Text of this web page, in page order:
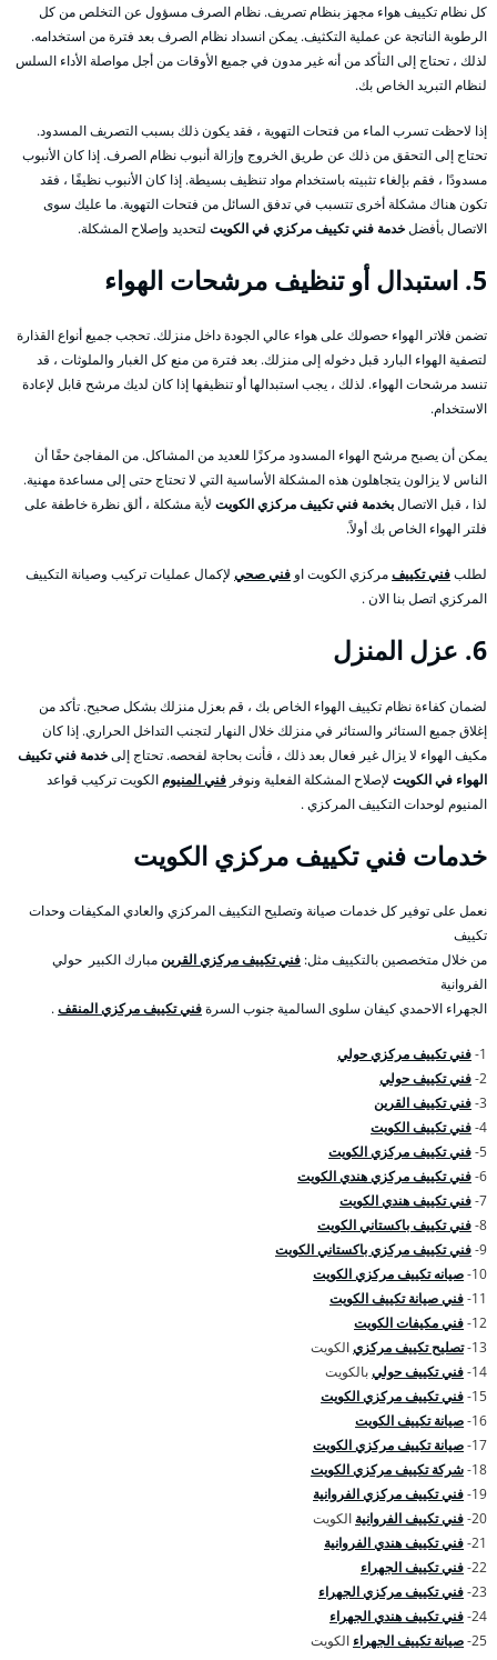
كل نظام تكييف هواء مجهز بنظام تصريف. نظام الصرف مسؤول عن التخلص من كل
الرطوبة الناتجة عن عملية التكثيف. يمكن انسداد نظام الصرف بعد فترة من استخدامه.
لذلك ، تحتاج إلى التأكد من أنه غير مدون في جميع الأوقات من أجل مواصلة الأداء السلس
لنظام التبريد الخاص بك.
إذا لاحظت تسرب الماء من فتحات التهوية ، فقد يكون ذلك بسبب التصريف المسدود.
تحتاج إلى التحقق من ذلك عن طريق الخروج وإزالة أنبوب نظام الصرف. إذا كان الأنبوب
مسدودًا ، فقم بإلغاء تثبيته باستخدام مواد تنظيف بسيطة. إذا كان الأنبوب نظيفًا ، فقد
تكون هناك مشكلة أخرى تتسبب في تدفق السائل من فتحات التهوية. ما عليك سوى
الاتصال بأفضلخدمة فني تكييف مركزي في الكويت لتحديد وإصلاح المشكلة.
5. استبدال أو تنظيف مرشحات الهواء
تضمن فلاتر الهواء حصولك على هواء عالي الجودة داخل منزلك. تحجب جميع أنواع القذارة
لتصفية الهواء البارد قبل دخوله إلى منزلك. بعد فترة من منع كل الغبار والملوثات ، قد
تنسد مرشحات الهواء. لذلك ، يجب استبدالها أو تنظيفها إذا كان لديك مرشح قابل لإعادة
الاستخدام.
يمكن أن يصبح مرشح الهواء المسدود مركزًا للعديد من المشاكل. من المفاجئ حقًا أن
الناس لا يزالون يتجاهلون هذه المشكلة الأساسية التي لا تحتاج حتى إلى مساعدة مهنية.
لذا ، قبل الاتصالبخدمة فني تكييف مركزي الكويت لأية مشكلة ، ألق نظرة خاطفة على
فلتر الهواء الخاص بك أولاً.
لطلبفني تكييفمركزي الكويت او فني صحي لإكمال عمليات تركيب وصيانة التكييف
المركزي اتصل بنا الان .
6. عزل المنزل
لضمان كفاءة نظام تكييف الهواء الخاص بك ، قم بعزل منزلك بشكل صحيح. تأكد من
إغلاق جميع الستائر والستائر في منزلك خلال النهار لتجنب التداخل الحراري. إذا كان
مكيف الهواء لا يزال غير فعال بعد ذلك ، فأنت بحاجة لفحصه. تحتاج إلىخدمة فني تكييف
الهواء في الكويت لإصلاح المشكلة الفعلية ونوفر فني المنيومالكويت تركيب قواعد
المنيوم لوحدات التكييف المركزي .
خدمات فني تكييف مركزي الكويت
نعمل على توفير كل خدمات صيانة وتصليح التكييف المركزي والعادي المكيفات وحدات
تكييف
من خلال متخصصين بالتكييف مثل: فني تكييف مركزي القرينمبارك الكبير حولي
الفروانية
الجهراء الاحمدي كيفان سلوى السالمية جنوب السرةفني تكييف مركزي المنقف.
1- فني تكييف مركزي حولي
2- فني تكييف حولي
3- فني تكييف القرين
4- فني تكييف الكويت
5- فني تكييف مركزي الكويت
6- فني تكييف مركزي هندي الكويت
7- فني تكييف هندي الكويت
8- فني تكييف باكستاني الكويت
9- فني تكييف مركزي باكستاني الكويت
10- صيانه تكييف مركزي الكويت
11- فني صيانة تكييف الكويت
12- فني مكيفات الكويت
13- تصليح تكييف مركزيالكويت
14- فني تكييف حوليبالكويت
15- فني تكييف مركزي الكويت
16- صيانة تكييف الكويت
17- صيانة تكييف مركزي الكويت
18- شركة تكييف مركزي الكويت
19- فني تكييف مركزي الفروانية
20- فني تكييف الفروانية الكويت
21- فني تكييف هندي الفروانية
22- فني تكييف الجهراء
23- فني تكييف مركزي الجهراء
24- فني تكييف هندي الجهراء
25- صيانة تكييف الجهراء الكويت